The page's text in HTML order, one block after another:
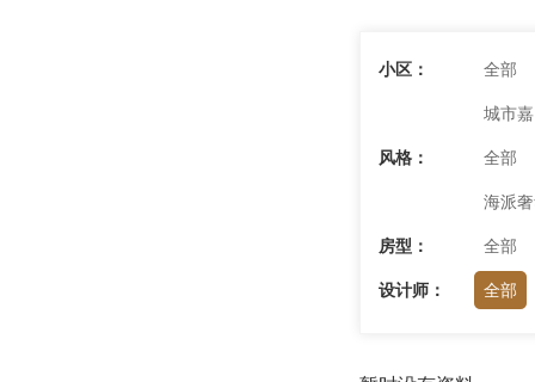
小区：
全部
城市
风格：
全部
海派
房型：
全部
设计师：
全部